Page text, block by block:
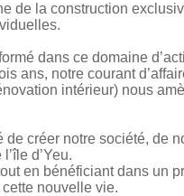
de la construction
dans ce domaine
ans, notre courant
intérieur) nous
créer notre société, de
d’Yeu.
en bénéficiant dans un
nouvelle vie.